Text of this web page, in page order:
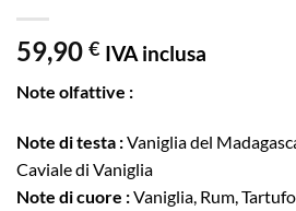
59,90 € IVA inclusa
Note olfattive :
Note di testa :Vaniglia del
Caviale di Vaniglia
Note di cuore :Vaniglia, Rum,